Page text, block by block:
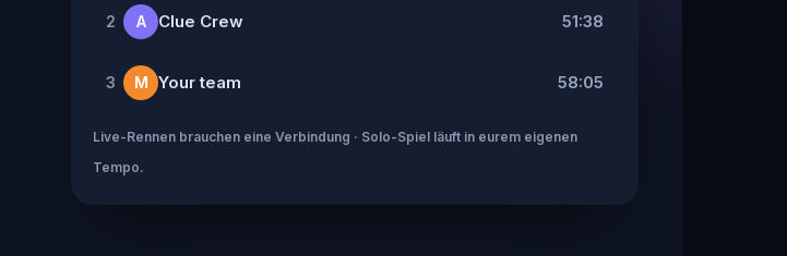
2 A Clue Crew 51:38
3 M Your team 58:05
Live-Rennen brauchen eine Verbindung · Solo-Spiel läuft in eurem eigenen
Tempo.